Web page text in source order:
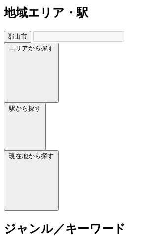
地域エリア・駅
郡山市
エリアから探す
駅から探す
現在地から探す
ジャンル／キーワード